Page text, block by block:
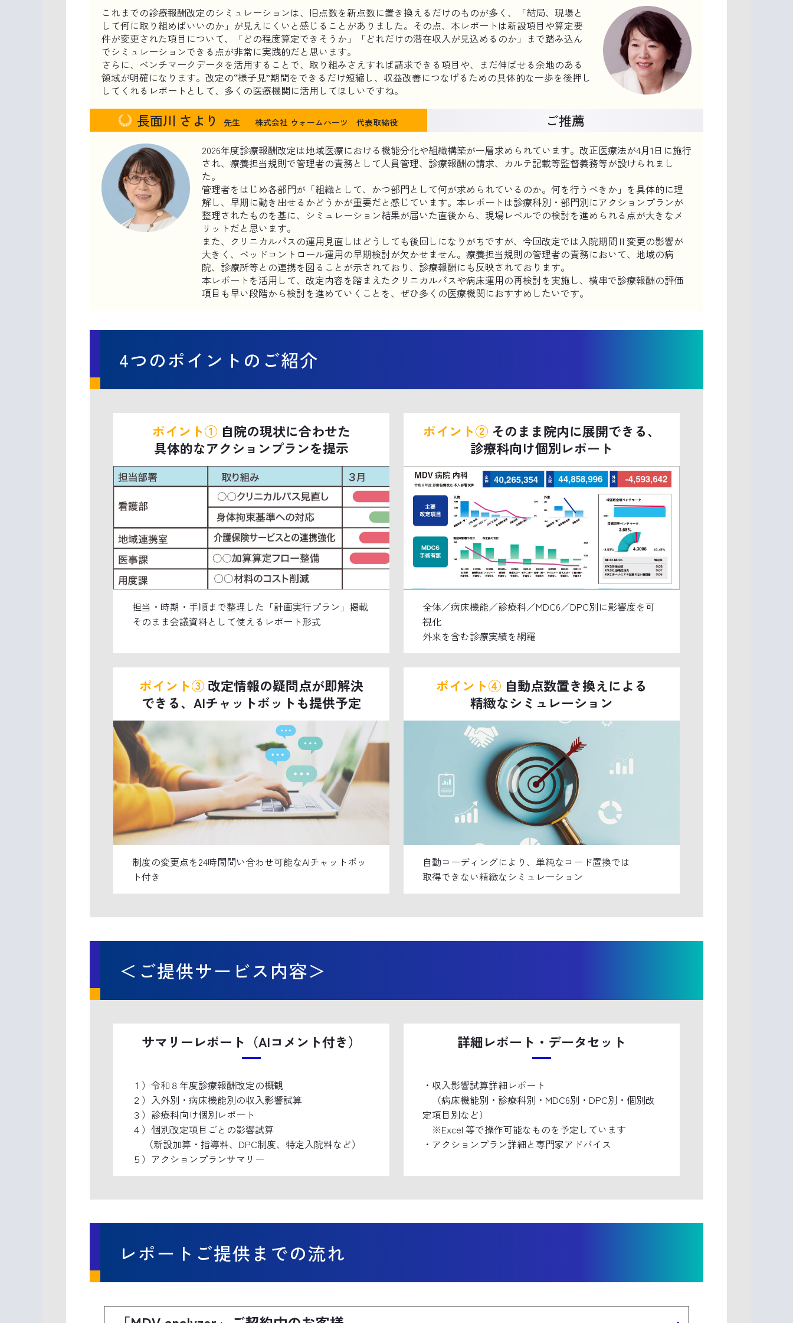
これまでの診療報酬改定のシミュレーションは、旧点数を新点数に置き換えるだけのものが多く、「結局、現場と
して何に取り組めばいいのか」が見えにくいと感じることがありました。その点、本レポートは新設項目や算定要
件が変更された項目について、「どの程度算定できそうか」「どれだけの潜在収入が見込めるのか」まで踏み込ん
でシミュレーションできる点が非常に実践的だと思います。
さらに、ベンチマークデータを活用することで、取り組みさえすれば請求できる項目や、まだ伸ばせる余地のある
領域が明確になります。改定の“様子見”期間をできるだけ短縮し、収益改善につなげるための具体的な一歩を後押し
してくれるレポートとして、多くの医療機関に活用してほしいですね。
ご推薦
長面川 さより 先生 株式会社 ウォームハーツ 代表取締役
2026年度診療報酬改定は地域医療における機能分化や組織構築が一層求められています。改正医療法が4月1日に施行
され、療養担当規則で管理者の責務として人員管理、診療報酬の請求、カルテ記載等監督義務等が設けられまし
た。
管理者をはじめ各部門が「組織として、かつ部門として何が求められているのか。何を行うべきか」を具体的に理
解し、早期に動き出せるかどうかが重要だと感じています。本レポートは診療科別・部門別にアクションプランが
整理されたものを基に、シミュレーション結果が届いた直後から、現場レベルでの検討を進められる点が大きなメ
リットだと思います。
また、クリニカルパスの運用見直しはどうしても後回しになりがちですが、今回改定では入院期間Ⅱ変更の影響が
大きく、ベッドコントロール運用の早期検討が欠かせません。療養担当規則の管理者の責務において、地域の病
院、診療所等との連携を図ることが示されており、診療報酬にも反映されております。
本レポートを活用して、改定内容を踏まえたクリニカルパスや病床運用の再検討を実施し、横串で診療報酬の評価
項目も早い段階から検討を進めていくことを、ぜひ多くの医療機関におすすめしたいです。
4つのポイントのご紹介
ポイント① 自院の現状に合わせた
具体的なアクションプランを提示
担当・時期・手順まで整理した「計画実行プラン」掲載
そのまま会議資料として使えるレポート形式
ポイント② そのまま院内に展開できる、
診療科向け個別レポート
全体／病床機能／診療科／MDC6／DPC別に影響度を可
視化
外来を含む診療実績を網羅
ポイント③ 改定情報の疑問点が即解決
できる、AIチャットボットも提供予定
制度の変更点を24時間問い合わせ可能なAIチャットボッ
ト付き
ポイント④ 自動点数置き換えによる
精緻なシミュレーション
自動コーディングにより、単純なコード置換では
取得できない精緻なシミュレーション
＜ご提供サービス内容＞
サマリーレポート（AIコメント付き）
１）令和８年度診療報酬改定の概観
２）入外別・病床機能別の収入影響試算
３）診療科向け個別レポート
４）個別改定項目ごとの影響試算
（新設加算・指導料、DPC制度、特定入院料など）
５）アクションプランサマリー
詳細レポート・データセット
・収入影響試算詳細レポート
（病床機能別・診療科別・MDC6別・DPC別・個別改
定項目別など）
※Excel 等で操作可能なものを予定しています
・アクションプラン詳細と専門家アドバイス
レポートご提供までの流れ